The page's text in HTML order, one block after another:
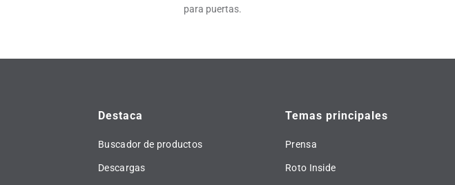
para puertas.
Destaca
Buscador de productos
Descargas
Temas principales
Prensa
Roto Inside